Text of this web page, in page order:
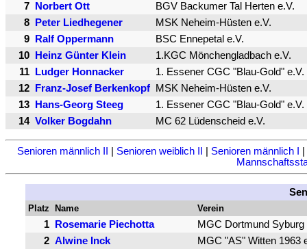
7
Norbert Ott
BGV Backumer Tal Herten e.V.
8
Peter Liedhegener
MSK Neheim-Hüsten e.V.
9
Ralf Oppermann
BSC Ennepetal e.V.
10
Heinz Günter Klein
1.KGC Mönchengladbach e.V.
11
Ludger Honnacker
1. Essener CGC "Blau-Gold" e.V.
12
Franz-Josef Berkenkopf
MSK Neheim-Hüsten e.V.
13
Hans-Georg Steeg
1. Essener CGC "Blau-Gold" e.V.
14 Volker Bogdahn MC 62 Lüdenscheid e.V.
Senioren männlich II Senioren weiblich II Senioren männlich I
Platz Name Verein
1 Rosemarie Piechotta
MGC Dortmund Syburg
2 Alwine Inck
MGC "AS" Witten 1963